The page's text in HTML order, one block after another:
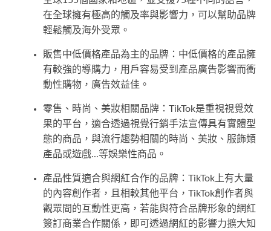
在全球擁有極高的觸及率與影響力，可以幫助品牌
輕鬆觸及海外受眾。
販售中低價格產品為主的品牌：中低價格的產品擁
有較強的導購力，用戶容易受到產品廣告影響而衝
動性購物，廣告效益佳。
零售、時尚、美妝相關品牌：TikTok是重視視覺效
果的平台，適合透過視覺行銷手法宣傳具有實體型
態的商品，與流行趨勢相關的時尚、美妝、服飾類
產品或遊戲...等娛樂性商品。
產品性質適合與網紅合作的品牌：TikTok上有大量
的內容創作者，且相較其他平台，TikTok創作者與
觀眾間的互動性更高，若能與符合品牌形象的網紅
簽訂商業合作關係，即可透過網紅的影響力擴大知